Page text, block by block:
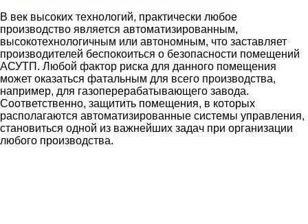
В век высоких технологий, практически любое
производство является автоматизированным,
высокотехнологичным или автономным, что заставляет
производителей беспокоиться о безопасности помещений
АСУТП. Любой фактор риска для данного помещения
может оказаться фатальным для всего производства,
например, для газоперерабатывающего завода.
Соответственно, защитить помещения, в которых
располагаются автоматизированные системы управления,
становиться одной из важнейших задач при организации
любого производства.